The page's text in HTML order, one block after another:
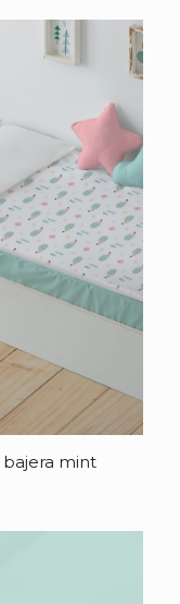
mint